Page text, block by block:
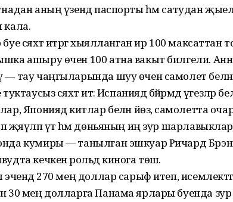
аның үзендә паспорты һәм сатудан
кала.
сәяхәт итәргә хыялланган ир 100
ашыру өчен 100 атна вакыт билгели.
— тау чаңгыларында шуу өчен самолет
сәяхәт итә: Испаниядә бәйрәмдә үгезләр
Япониядә китлар белән йөзә, самолетта
җәяүләп үтә һәм дөньяның иң зур
кумиры — танылган эшкуар Ричард
кечкенә рольдә кинога төшә.
эчендә 270 мең доллар сарыф итеп,
30 мең долларга Панама ярлары буенда